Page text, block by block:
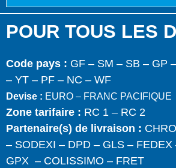
POUR TOUS LES
Code pays : GF – SM – SB – GP
– YT – PF – NC – WF
Devise : EURO – FRANC PACIFIQUE
Zone tarifaire : RC 1 – RC 2
Partenaire(s) de livraison :
– SODEXI – DPD – GLS –
GPX – COLISSIMO – FRET